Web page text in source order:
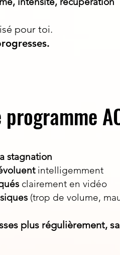
pour toi.
stagnation
intelligemment
clairement en vidéo
(trop de volume,
plus régulièrement,